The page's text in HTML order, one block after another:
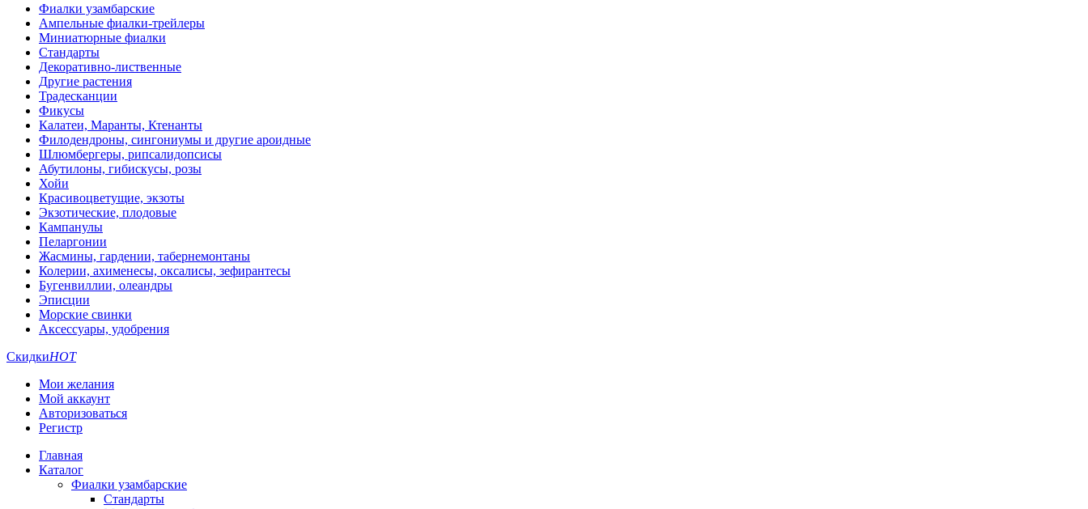
Фиалки узамбарские
Ампельные фиалки-трейлеры
Миниатюрные фиалки
Стандарты
Декоративно-лиственные
Другие растения
Традесканции
Фикусы
Калатеи, Маранты, Ктенанты
Филодендроны, сингониумы и другие ароидные
Шлюмбергеры, рипсалидопсисы
Абутилоны, гибискусы, розы
Хойи
Красивоцветущие, экзоты
Экзотические, плодовые
Кампанулы
Пеларгонии
Жасмины, гардении, табернемонтаны
Колерии, ахименесы, оксалисы, зефирантесы
Бугенвиллии, олеандры
Эписции
Морские свинки
Аксессуары, удобрения
СкидкиHOT
Мои желания
Мой аккаунт
Авторизоваться
Регистр
Главная
Каталог
Фиалки узамбарские
Стандарты